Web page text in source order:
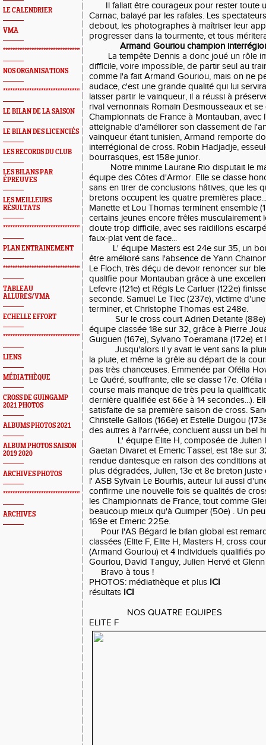
LE CALENDRIER
VMA
*************************************************
NOS ORGANISATIONS
*************************************************
LE BILAN DE LA SAISON
LE BILAN DES LICENCIÉS
LES RECORDS DU CLUB
LES BILANS PAR
ÉPREUVES
LES MEILLEURS
RÉSULTATS
*************************************************
PLAN ENTRAINEMENT
*************************************************
TABLEAU
ALLURES/VMA
ECHELLE EFFORT
*************************************************
LIENS
MÉDIATHÈQUE
CROSS DE GUINGAMP
2021 PHOTOS
ALBUMS PHOTOS 2021
ALBUM PHOTOS SAISON
2019 2020
ARCHIVES PHOTOS
*************************************************
ARCHIVES
Il fallait être courageux pour rester toute
Carnac, balayé par les rafales. Les
debout, les photographes à maîtriser leur
progresser dans la tourmente, et tous
Armand Gouriou champion
La tempête Dennis a donc joué un rôle
difficile, voire impossible, de partir seul au
comme l'a fait Armand Gouriou, mais on ne
audace, c'est une grande qualité qui lui
laisser partir le vainqueur, il a réussi à
rival vernonnais Romain Desmousseaux et
Championnats de France à Montauban, avec
atteignable d'améliorer son classement de
vainqueur étant tunisien, Armand remporte
interrégional de cross. Robin Hadjadje,
bourrasques, est 158e junior.
Notre minime Laurane Rio disputait le
équipe des Côtes d'Armor. Elle se classe
sans en tirer de conclusions hâtives, que les
bretons occupent les quatre premières
Manette et Lou Thomas terminent ensemble
certains jeunes encore frêles musculairement
doute trop difficile, avec ses raidillons
faux-plat vent de face...
L' équipe Masters est 24e sur 35, un bon
être amélioré sans l'absence de Yann
Le Floch, très déçu de devoir renoncer sur
qualifie pour Montauban grâce à une
Lefevre (121e) et Régis Le Carluer (122e)
seconde. Samuel Le Tiec (237e), victime
terminer, et Christophe Thomas est 248e.
Sur le cross court Adrien Detante (88e)
équipe classée 18e sur 32, grâce à Pierre
Guiguen (167e), Sylvano Toeramana (172e) et
Jusqu'alors il y avait le vent sans la
la pluie, et même la grêle au départ de la
pas très chanceuses. Emmenée par Ofélia
Le Quéré, souffrante, elle se classe 17e.
course mais manque de très peu la
dernière qualifiée est 66e à 14 secondes...).
satisfaite de sa première saison de cross.
Christelle Gallois (166e) et Estelle Duigou
des autres à l'arrivée, concluent aussi un bel
L' équipe Elite H, composée de Julien
Gaetan Divaret et Emeric Tassel, est 18e sur
rendue dantesque en raison des conditions
plus dégradées, Julien, 13e et 8e breton
l' ASB Sylvain Le Bourhis, auteur lui aussi
confirme une nouvelle fois se qualités de
les Championnats de France, tout comme
beaucoup mieux qu'à Quimper (50e) . Un
169e et Emeric 225e.
Pour l'AS Bégard le bilan global est
classées (Elite F, Elite H, Masters H, cross
(Armand Gouriou) et 4 individuels qualifiés
Gouriou, David Tanguy, Julien Hervé et
Bravo à tous !
PHOTOS: médiathèque et plus ICI
résultats ICI
NOS QUATRE EQUIPES
ELITE F